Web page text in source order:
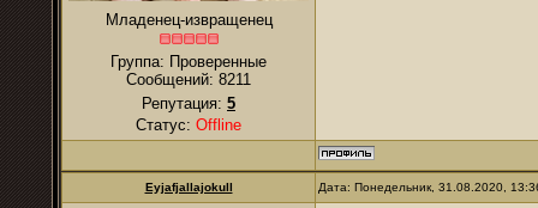
Младенец-извращенец
Группа: Проверенные
Сообщений: 8211
Репутация: 5
Статус: Offline
Eyjafjallajokull Дата: Понедельник, 31.08.2020,